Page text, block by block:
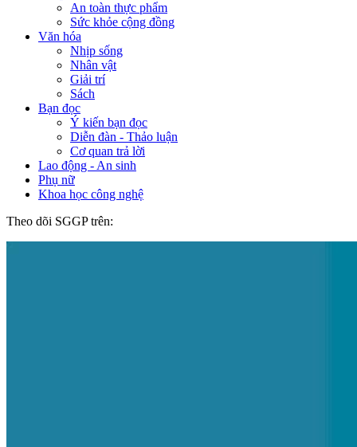
An toàn thực phẩm
Sức khỏe cộng đồng
Văn hóa
Nhịp sống
Nhân vật
Giải trí
Sách
Bạn đọc
Ý kiến bạn đọc
Diễn đàn - Thảo luận
Cơ quan trả lời
Lao động - An sinh
Phụ nữ
Khoa học công nghệ
Theo dõi SGGP trên: